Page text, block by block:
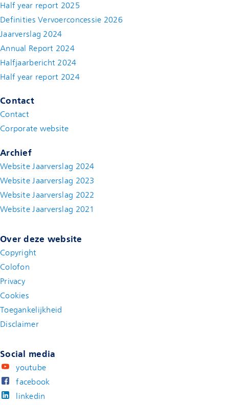
Half year report 2025
Definities Vervoerconcessie 2026
Jaarverslag 2024
Annual Report 2024
Halfjaarbericht 2024
Half year report 2024(new window)
Contact
Contact
Corporate website
Archief
Website Jaarverslag 2024
Website Jaarverslag 2023
Website Jaarverslag 2022
Website Jaarverslag 2021
Over deze website
Copyright
Colofon
Privacy
Cookies
Toegankelijkheid
Disclaimer(new window)
Social media
youtube
facebook
linkedin